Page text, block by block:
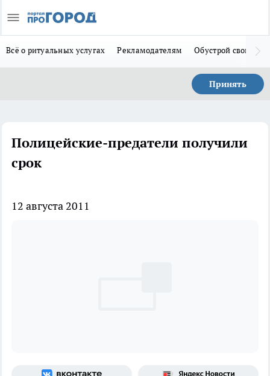
Всё о ритуальных услугах Рекламодателям Обустрой свой дом
Принять
Полицейские-предатели получили
срок
12 августа 2011